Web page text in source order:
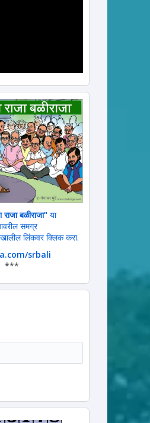
बळीराजा" या
समग्र
लिंकवर क्लिक करा.
srbali
***